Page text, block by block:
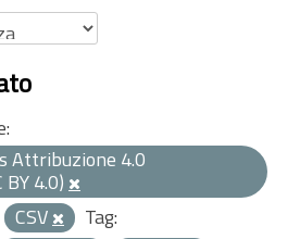
Attribuzione 4.0
4.0)
CSV
Tag: